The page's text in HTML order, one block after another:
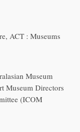
ACT : Museums
Museum
Museum Directors
(ICOM